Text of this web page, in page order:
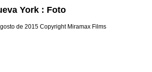
York : Foto
de 2015 Copyright Miramax Films